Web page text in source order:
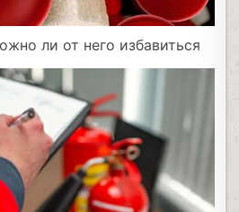
ли от него избавиться